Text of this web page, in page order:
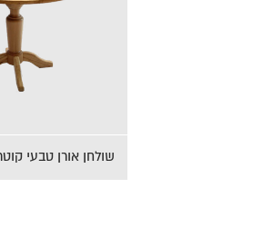
שחורה